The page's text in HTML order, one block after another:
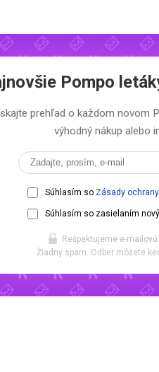
Pompo
prehľad o každom novom
výhodný nákup alebo
Súhlasím so Zásady
Súhlasím so zasielaním
Rešpektujeme e-
Žiadny spam. Odber môžete